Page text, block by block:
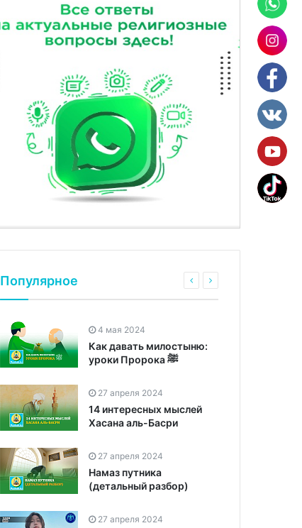
Популярное
4 мая 2024
Как давать милостыню:
уроки Пророка ﷺ
27 апреля 2024
14 интересных мыслей
Хасана аль-Басри
27 апреля 2024
Намаз путника
(детальный разбор)
27 апреля 2024